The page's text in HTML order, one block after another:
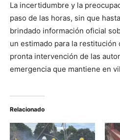
La incertidumbre y la
paso de las horas, sin que
brindado información oficial
un estimado para la
pronta intervención de las
emergencia que mantiene en
Relacionado